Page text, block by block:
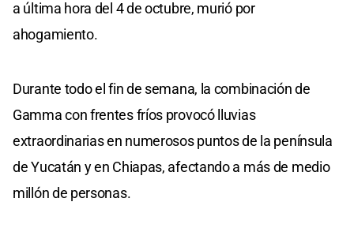
a última hora del 4 de octubre, murió por
ahogamiento.
Durante todo el fin de semana, la combinación de
Gamma con frentes fríos provocó lluvias
extraordinarias en numerosos puntos de la península
de Yucatán y en Chiapas, afectando a más de medio
millón de personas.